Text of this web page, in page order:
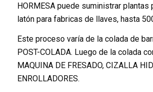
HORMESA puede suministrar plantas
latón para fabricas de llaves, hasta
Este proceso varía de la colada de
POST-COLADA. Luego de la colada
MAQUINA DE FRESADO, CIZALLA
ENROLLADORES.